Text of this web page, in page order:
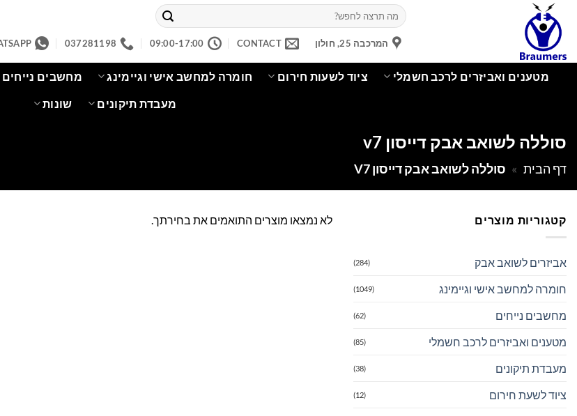
content
חיפוש
עבור:
המרכבה 25, חולון CONTACT
09:00-17:00
037281198
מטענים ואביזרים לרכב חשמלי ציוד לשעות חירום חומרה למחשב אישי וגיימינג מחשבים נייחים
מעבדת תיקונים שונות
סוללה לשואב אבק דייסון v7
דף הבית » סוללה לשואב אבק דייסון V7
קטגוריות מוצרים
אביזרים לשואב אבק (284)
חומרה למחשב אישי וגיימינג (1049)
מחשבים נייחים (62)
מטענים ואביזרים לרכב חשמלי (85)
מעבדת תיקונים (38)
ציוד לשעת חירום (12)
לא נמצאו מוצרים התואמים את בחירתך.